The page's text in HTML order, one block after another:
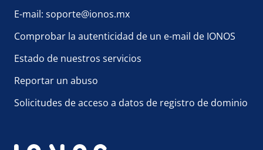
E-mail: soporte@ionos.mx
Comprobar la autenticidad de un e-mail de IONOS
Estado de nuestros servicios
Reportar un abuso
Solicitudes de acceso a datos de registro de dominio